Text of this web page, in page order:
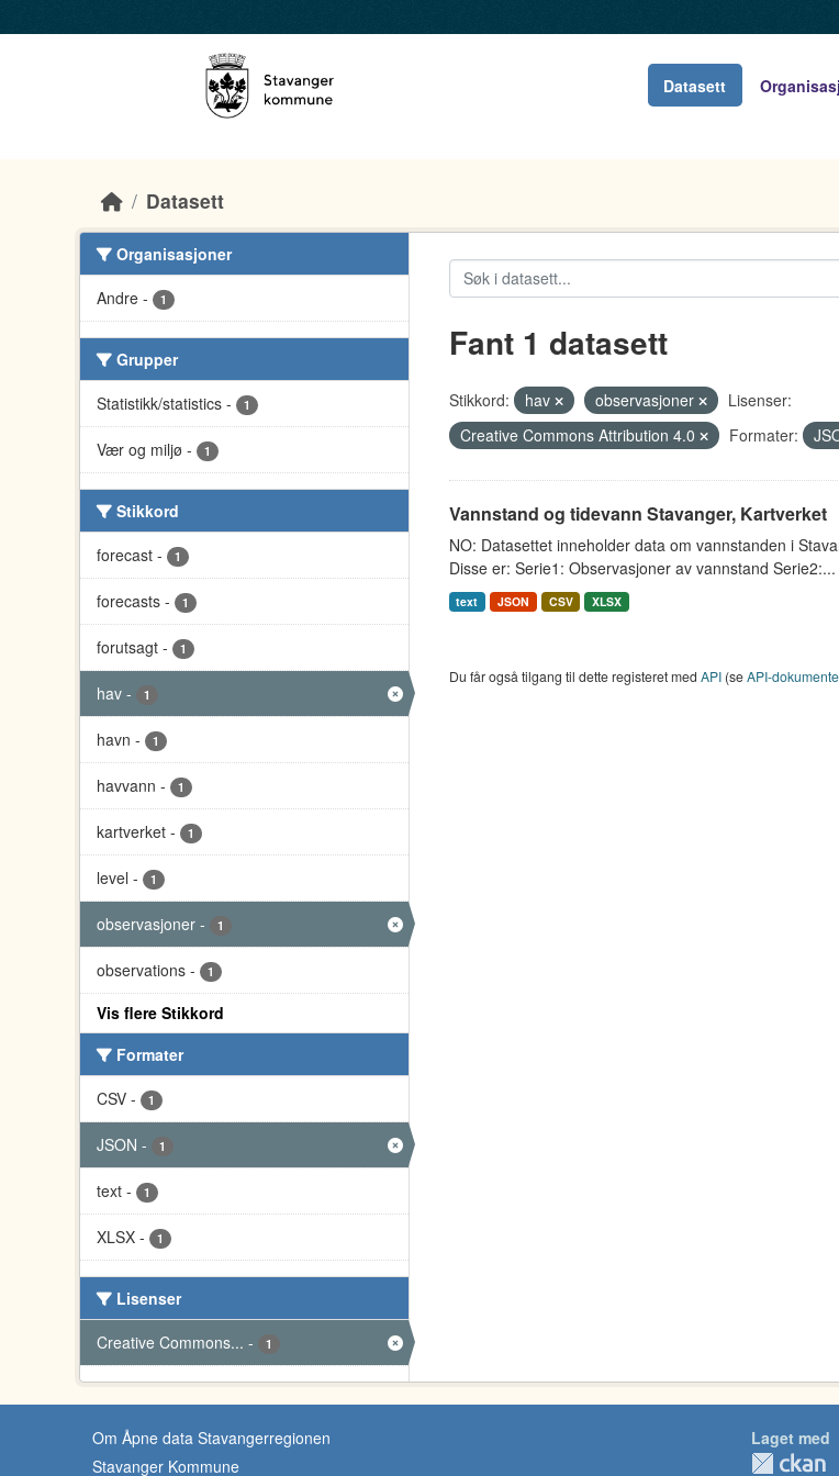
Datasett
Datasett
Organisasjoner
Andre - 1
Grupper
Statistikk/statistics - 1
Vær og miljø - 1
Stikkord
forecast - 1
forecasts - 1
forutsagt - 1
hav - 1
havn - 1
havvann - 1
kartverket - 1
level - 1
observasjoner - 1
observations - 1
Vis flere Stikkord
Formater
CSV - 1
JSON - 1
text - 1
XLSX - 1
Lisenser
Creative Commons... - 1
Fant 1 datasett
Stikkord: hav observasjoner
Lisenser:
Creative Commons Attribution 4.0
Formater:
Vannstand og tidevann Stavanger, Kartverket
NO: Datasettet inneholder data om vannstanden i
Disse er: Serie1: Observasjoner av vannstand Serie2:...
text JSON CSV XLSX
Du får også tilgang til dette registeret med API(seAPI-
Om Åpne data Stavangerregionen
Stavanger Kommune
Laget med